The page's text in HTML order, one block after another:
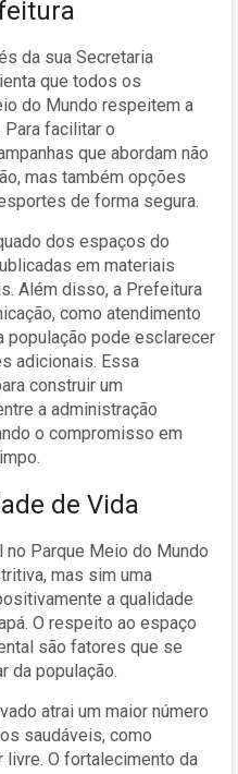
da sua Secretaria
que todos os
do Mundo respeitem a
facilitar o
que abordam não
mas também opções
de forma segura.
dos espaços do
em materiais
Além disso, a Prefeitura
como atendimento
população pode esclarecer
adicionais. Essa
construir um
a administração
o compromisso em
de Vida
Parque Meio do Mundo
mas sim uma
a qualidade
O respeito ao espaço
são fatores que se
da população.
atrai um maior número
saudáveis, como
livre. O fortalecimento da